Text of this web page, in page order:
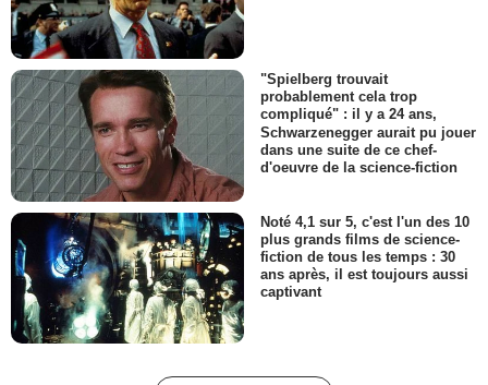
"Spielberg trouvait
probablement cela trop
compliqué" : il y a 24 ans,
Schwarzenegger aurait pu jouer
dans une suite de ce chef-
d'oeuvre de la science-fiction
Noté 4,1 sur 5, c'est l'un des 10
plus grands films de science-
fiction de tous les temps : 30
ans après, il est toujours aussi
captivant